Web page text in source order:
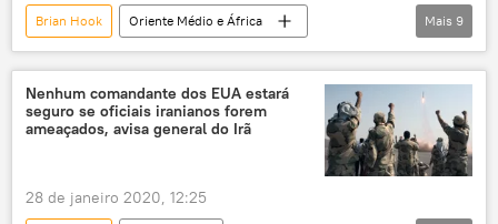
Brian Hook
Oriente Médio e África
Mundo
Notícias
Américas
Conselho de Segurança das Nações Unidas
Vasily Nebenzya
Mike Pompeo
EUA
Mais 9
Nenhum comandante dos EUA estará
seguro se oficiais iranianos forem
ameaçados, avisa general do Irã
28 de janeiro 2020, 12:25